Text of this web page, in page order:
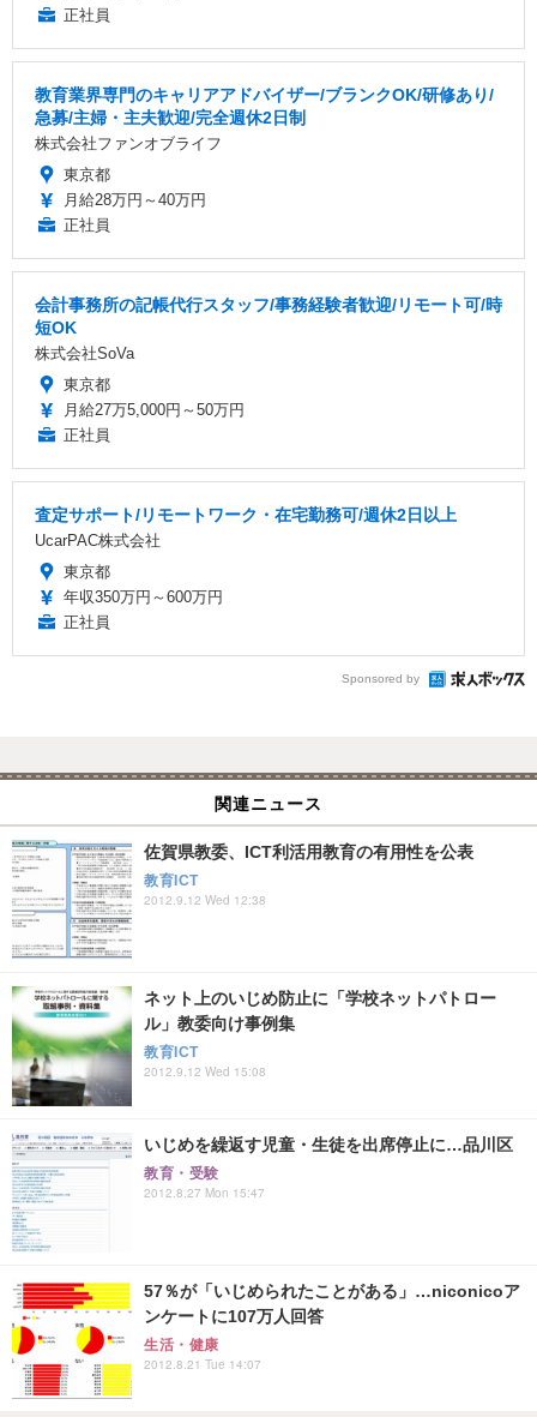
正社員
教育業界専門のキャリアアドバイザー/ブランクOK/研修あり/
急募/主婦・主夫歓迎/完全週休2日制
株式会社ファンオブライフ
東京都
月給28万円～40万円
正社員
会計事務所の記帳代行スタッフ/事務経験者歓迎/リモート可/時
短OK
株式会社SoVa
東京都
月給27万5,000円～50万円
正社員
査定サポート/リモートワーク・在宅勤務可/週休2日以上
UcarPAC株式会社
東京都
年収350万円～600万円
正社員
Sponsored by
関連ニュース
佐賀県教委、ICT利活用教育の有用性を公表
教育ICT
2012.9.12 Wed 12:38
ネット上のいじめ防止に「学校ネットパトロー
ル」教委向け事例集
教育ICT
2012.9.12 Wed 15:08
いじめを繰返す児童・生徒を出席停止に…品川区
教育・受験
2012.8.27 Mon 15:47
57％が「いじめられたことがある」…niconicoア
ンケートに107万人回答
生活・健康
2012.8.21 Tue 14:07